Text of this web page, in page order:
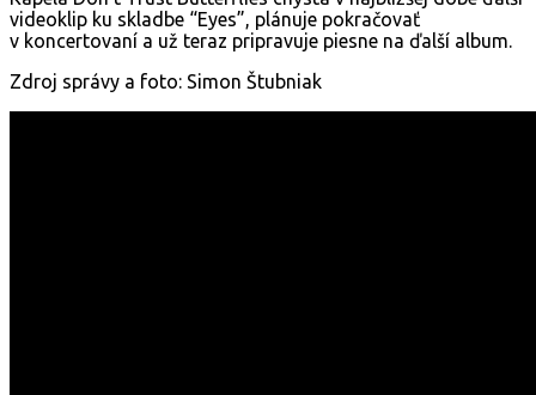
videoklip ku skladbe “Eyes”, plánuje pokračovať
v koncertovaní a už teraz pripravuje piesne na ďalší album.
Zdroj správy a foto: Simon Štubniak